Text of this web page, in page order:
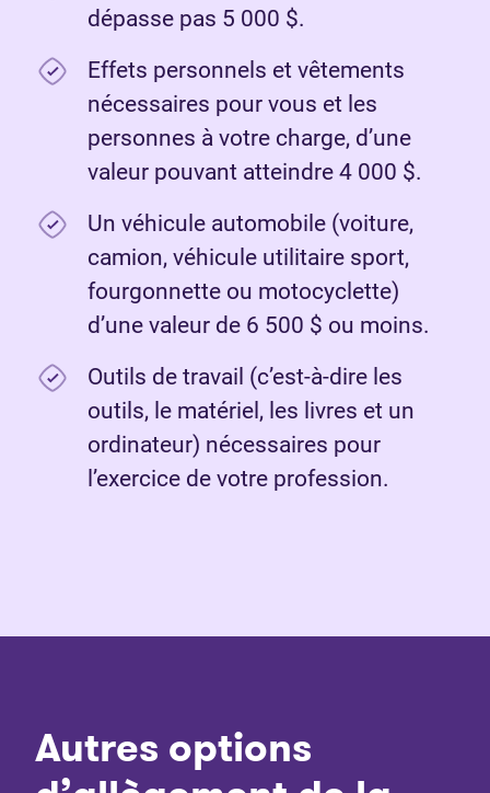
dépasse pas 5 000 $.
Effets personnels et vêtements
nécessaires pour vous et les
personnes à votre charge, d’une
valeur pouvant atteindre 4 000 $.
Un véhicule automobile (voiture,
camion, véhicule utilitaire sport,
fourgonnette ou motocyclette)
d’une valeur de 6 500 $ ou moins.
Outils de travail (c’est-à-dire les
outils, le matériel, les livres et un
ordinateur) nécessaires pour
l’exercice de votre profession.
Autres options